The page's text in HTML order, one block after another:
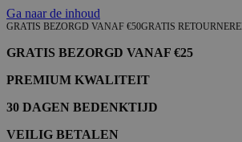
Ga naar de inhoud
GRATIS BEZORGD VANAF €50GRATIS
GRATIS BEZORGD VANAF €25
PREMIUM KWALITEIT
30 DAGEN BEDENKTIJD
VEILIG BETALEN